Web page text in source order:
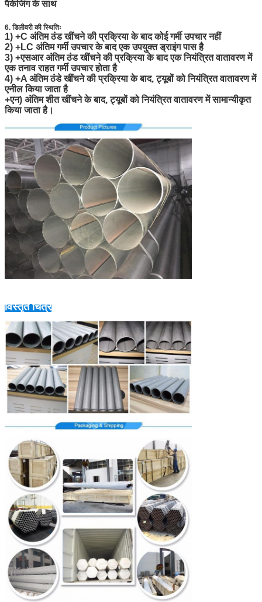
पैकेजिंग के साथ
6. डिलीवरी की स्थितिः
1) +C अंतिम ठंड खींचने की प्रक्रिया के बाद कोई गर्मी उपचार नहीं
2) +LC अंतिम गर्मी उपचार के बाद एक उपयुक्त ड्राइंग पास है
3) +एसआर अंतिम ठंड खींचने की प्रक्रिया के बाद एक नियंत्रित वातावरण में
एक तनाव राहत गर्मी उपचार होता है
4) +A अंतिम ठंडे खींचने की प्रक्रिया के बाद, ट्यूबों को नियंत्रित वातावरण में
एनील किया जाता है
+एन) अंतिम शीत खींचने के बाद, ट्यूबों को नियंत्रित वातावरण में सामान्यीकृत
किया जाता है।
विस्तृत चित्र